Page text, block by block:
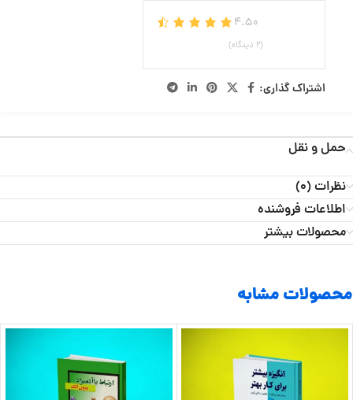
4.50
(2 دیدگاه)
اشتراک گذاری:
حمل و نقل
نظرات (0)
اطلاعات فروشنده
محصولات بیشتر
محصولات مشابه